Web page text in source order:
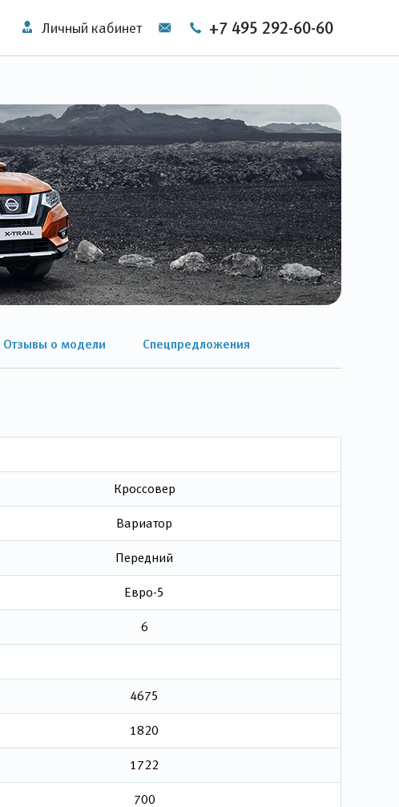
Личный кабинет +7 495 292-60-60
Отзывы о модели Спецпредложения
Кроссовер
Вариатор
Передний
Евро-5
6
4675
1820
1722
700